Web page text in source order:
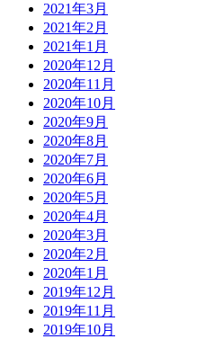
2021年3月
2021年2月
2021年1月
2020年12月
2020年11月
2020年10月
2020年9月
2020年8月
2020年7月
2020年6月
2020年5月
2020年4月
2020年3月
2020年2月
2020年1月
2019年12月
2019年11月
2019年10月